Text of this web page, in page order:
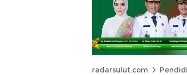
radarsulut.com